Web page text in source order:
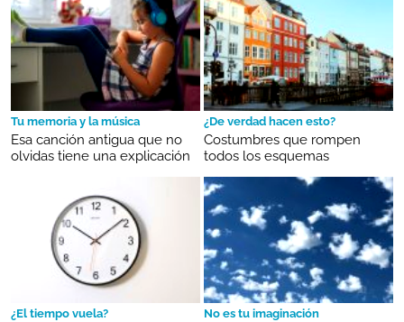
Tu memoria y la música
Esa canción antigua que no
olvidas tiene una explicación
¿De verdad hacen esto?
Costumbres que rompen
todos los esquemas
¿El tiempo vuela? No es tu imaginación